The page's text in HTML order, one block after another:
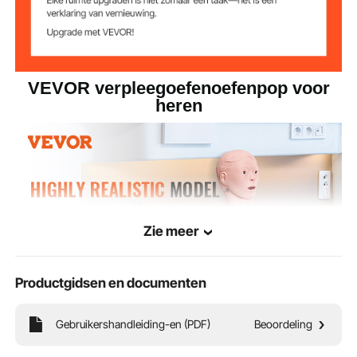
VEVOR verpleegoefenoefenpop voor
heren
Zie meer
Productgidsen en documenten
Gebruikershandleiding-en (PDF) Beoordeling